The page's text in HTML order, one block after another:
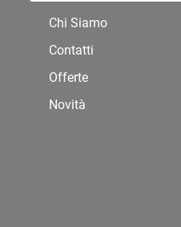
Chi Siamo
Contatti
Offerte
Novità